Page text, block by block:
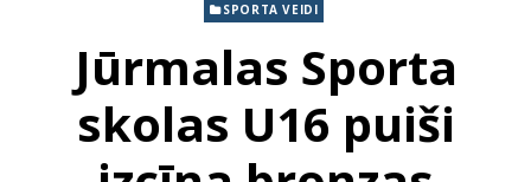
SPORTA VEIDI
Jūrmalas Sporta
skolas U16 puiši